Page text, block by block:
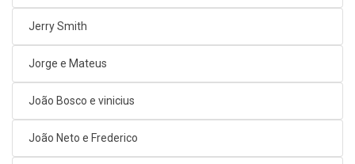
Jerry Smith
Jorge e Mateus
João Bosco e vinicius
João Neto e Frederico